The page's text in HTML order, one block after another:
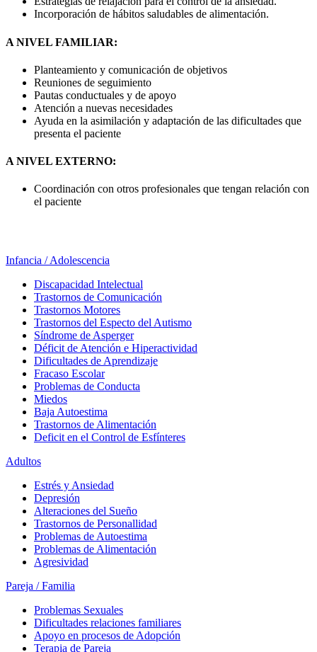
Incorporación de hábitos saludables de alimentación.
A NIVEL FAMILIAR:
Planteamiento y comunicación de objetivos
Reuniones de seguimiento
Pautas conductuales y de apoyo
Atención a nuevas necesidades
Ayuda en la asimilación y adaptación de las dificultades que
presenta el paciente
A NIVEL EXTERNO:
Coordinación con otros profesionales que tengan relación con
el paciente
Infancia / Adolescencia
Discapacidad Intelectual
Trastornos de Comunicación
Trastornos Motores
Trastornos del Especto del Autismo
Síndrome de Asperger
Déficit de Atención e Hiperactividad
Dificultades de Aprendizaje
Fracaso Escolar
Problemas de Conducta
Miedos
Baja Autoestima
Trastornos de Alimentación
Deficit en el Control de Esfínteres
Adultos
Estrés y Ansiedad
Depresión
Alteraciones del Sueño
Trastornos de Personallidad
Problemas de Autoestima
Problemas de Alimentación
Agresividad
Pareja / Familia
Problemas Sexuales
Dificultades relaciones familiares
Apoyo en procesos de Adopción
Terapia de Pareja